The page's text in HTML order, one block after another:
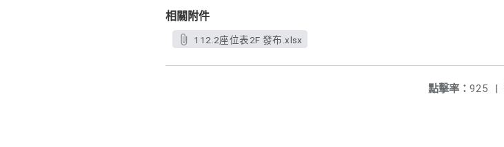
相關附件
112.2座位表2F 發布.xlsx
點擊率： 925 |